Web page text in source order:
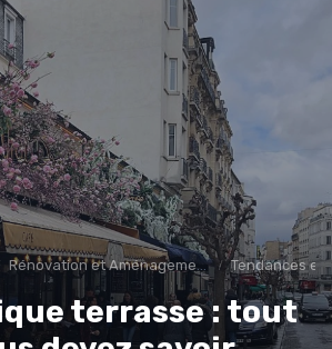
Rénovation et Aménagement Tendances
terrasse : tout